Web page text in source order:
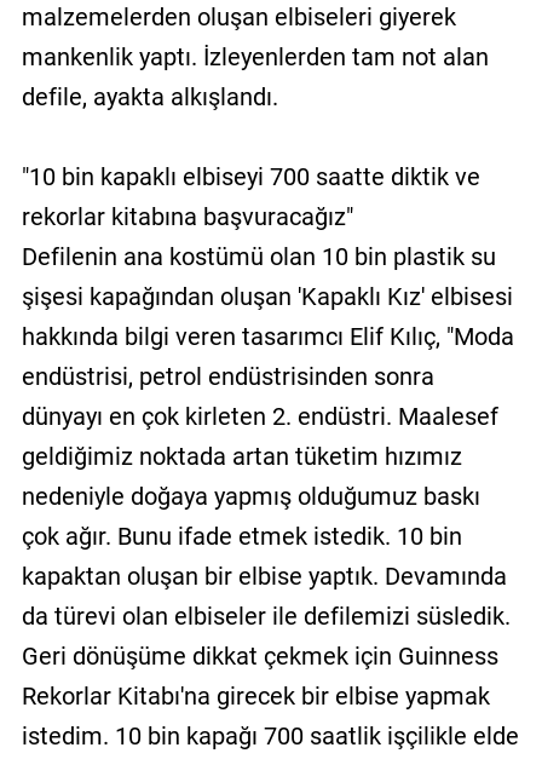
malzemelerden oluşan elbiseleri giyerek
mankenlik yaptı. İzleyenlerden tam not alan
defile, ayakta alkışlandı.
"10 bin kapaklı elbiseyi 700 saatte diktik ve
rekorlar kitabına başvuracağız"
Defilenin ana kostümü olan 10 bin plastik su
şişesi kapağından oluşan 'Kapaklı Kız' elbisesi
hakkında bilgi veren tasarımcı Elif Kılıç, "Moda
endüstrisi, petrol endüstrisinden sonra
dünyayı en çok kirleten 2. endüstri. Maalesef
geldiğimiz noktada artan tüketim hızımız
nedeniyle doğaya yapmış olduğumuz baskı
çok ağır. Bunu ifade etmek istedik. 10 bin
kapaktan oluşan bir elbise yaptık. Devamında
da türevi olan elbiseler ile defilemizi süsledik.
Geri dönüşüme dikkat çekmek için Guinness
Rekorlar Kitabı'na girecek bir elbise yapmak
istedim. 10 bin kapağı 700 saatlik işçilikle elde